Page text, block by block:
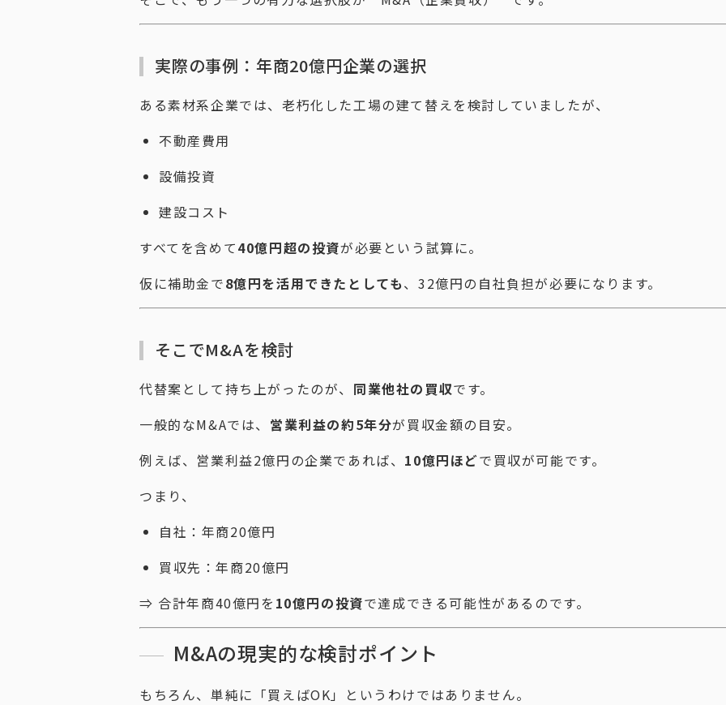
実際の事例：年商20億円企業の選択
ある素材系企業では、老朽化した工場の建て替えを検討していましたが、
不動産費用
設備投資
建設コスト
すべてを含めて40億円超の投資が必要という試算に。
仮に補助金で8億円を活用できたとしても、32億円の自社負担が必要になります。
そこでM&Aを検討
代替案として持ち上がったのが、 同業他社の買収です。
一般的なM&Aでは、 営業利益の約5年分が買収金額の目安。
例えば、営業利益2億円の企業であれば、 10億円ほどで買収が可能です。
つまり、
自社：年商20億円
買収先：年商20億円
⇒ 合計年商40億円を 10億円の投資で達成できる可能性があるのです。
M&Aの現実的な検討ポイント
もちろん、単純に「買えばOK」というわけではありません。